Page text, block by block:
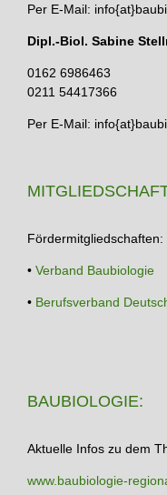
Per E-Mail:
Dipl.-Biol. Sabine
0162 6986463
0211 54417366
Per E-Mail:
Fördermitgliedschaften:
• Verband Baubiologie
• Berufsverband
BAUBIOLOGIE:
Aktuelle Infos zu dem
www.baubiologie-